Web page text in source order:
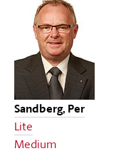
Sandberg, Per
Lite
Medium